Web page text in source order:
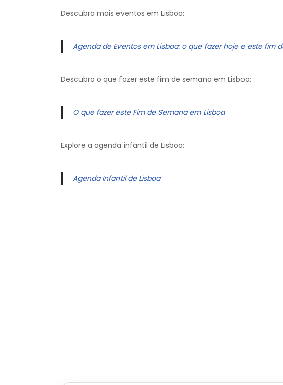
Descubra mais eventos em Lisboa:
Agenda de Eventos em Lisboa: o que fazer hoje e este fim
Descubra o que fazer este fim de semana em Lisboa:
O que fazer este Fim de Semana em Lisboa
Explore a agenda infantil de Lisboa:
Agenda Infantil de Lisboa